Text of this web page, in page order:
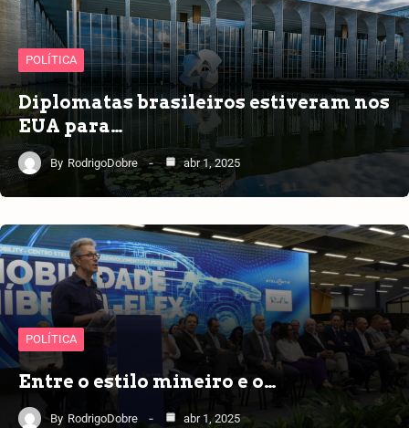
POLÍTICA
Diplomatas brasileiros estiveram nos
EUA para…
By RodrigoDobre abr 1, 2025
POLÍTICA
Entre o estilo mineiro e o…
By RodrigoDobre abr 1, 2025